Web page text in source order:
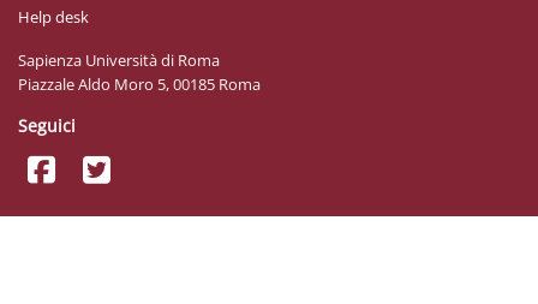
Help desk
Sapienza Università di Roma
Piazzale Aldo Moro 5, 00185 Roma
Seguici